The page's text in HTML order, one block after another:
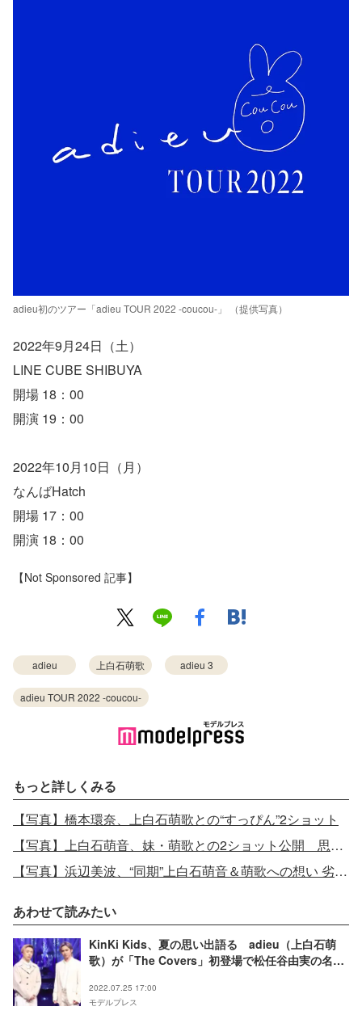
adieu初のツアー「adieu TOUR 2022 -coucou-」 （提供写真）
2022年9月24日（土）
LINE CUBE SHIBUYA
開場 18：00
開演 19：00
2022年10月10日（月）
なんばHatch
開場 17：00
開演 18：00
【Not Sponsored 記事】
adieu 上白石萌歌 adieu 3
adieu TOUR 2022 -coucou-
もっと詳しくみる
【写真】橋本環奈、上白石萌歌との“すっぴん”2ショット
【写真】上白石萌音、妹・萌歌との2ショット公開 思いをつづる
【写真】浜辺美波、“同期”上白石萌音＆萌歌への想い 劣等感抱いていた過去明かす
あわせて読みたい
KinKi Kids、夏の思い出語る adieu（上白石萌
歌）が「The Covers」初登場で松任谷由実の名曲
2022.07.25 17:00
モデルプレス